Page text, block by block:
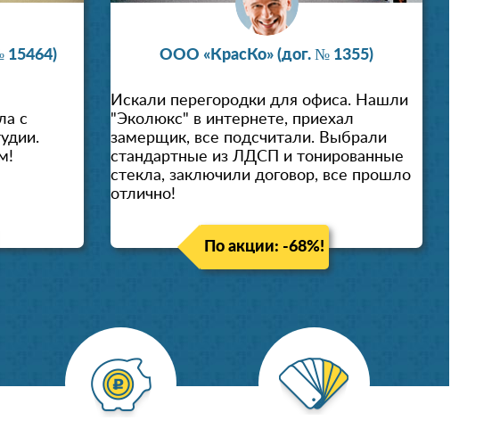
15464)
с
ООО «КрасКо» (дог. № 1355)
Искали перегородки для офиса. Нашли
"Эколюкс" в интернете, приехал
замерщик, все подсчитали. Выбрали
стандартные из ЛДСП и тонированные
стекла, заключили договор, все прошло
отлично!
По акции: -68%!